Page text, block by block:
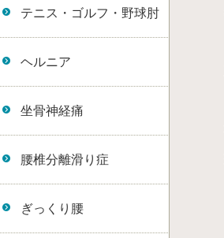
テニス・ゴルフ・野球肘
ヘルニア
坐骨神経痛
腰椎分離滑り症
ぎっくり腰